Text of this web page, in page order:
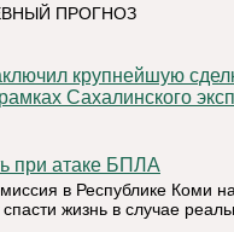
ПРОГНОЗ
Сахалинского
при атаке БПЛА
в Республике Коми
жизнь в случае